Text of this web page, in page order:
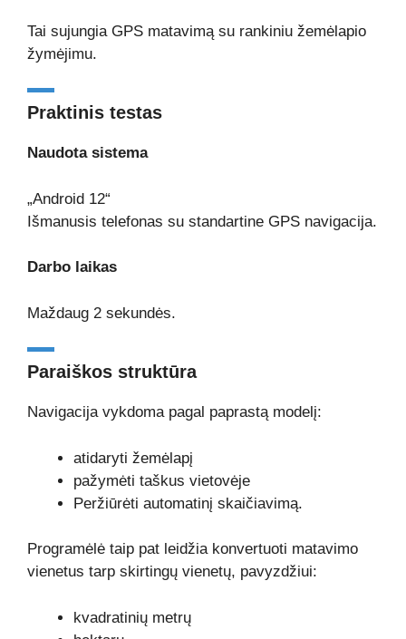
Tai sujungia GPS matavimą su rankiniu žemėlapio
žymėjimu.
Praktinis testas
Naudota sistema
„Android 12“
Išmanusis telefonas su standartine GPS navigacija.
Darbo laikas
Maždaug 2 sekundės.
Paraiškos struktūra
Navigacija vykdoma pagal paprastą modelį:
atidaryti žemėlapį
pažymėti taškus vietovėje
Peržiūrėti automatinį skaičiavimą.
Programėlė taip pat leidžia konvertuoti matavimo
vienetus tarp skirtingų vienetų, pavyzdžiui:
kvadratinių metrų